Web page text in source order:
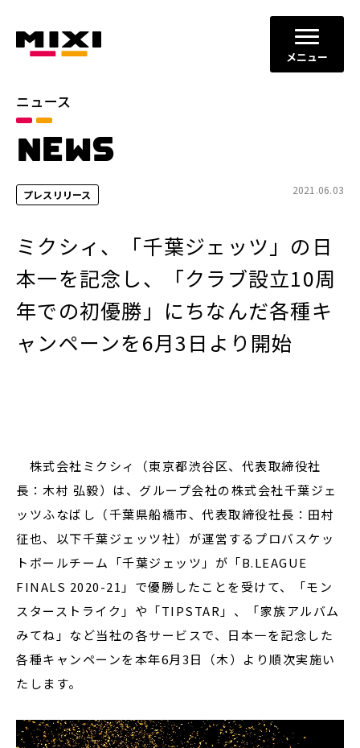
メニュー
ニュース
NEWS
プレスリリース 2021.06.03
ミクシィ、「千葉ジェッツ」の日
本一を記念し、「クラブ設立10周
年での初優勝」にちなんだ各種キ
ャンペーンを6月3日より開始
株式会社ミクシィ（東京都渋谷区、代表取締役社
長：木村 弘毅）は、グループ会社の株式会社千葉ジェ
ッツふなばし（千葉県船橋市、代表取締役社長：田村
征也、以下千葉ジェッツ社）が運営するプロバスケッ
トボールチーム「千葉ジェッツ」が「B.LEAGUE
FINALS 2020-21」で優勝したことを受けて、「モン
スターストライク」や「TIPSTAR」、「家族アルバム
みてね」など当社の各サービスで、日本一を記念した
各種キャンペーンを本年6月3日（木）より順次実施い
たします。
カテゴリ
お知らせ
2026年 2025年